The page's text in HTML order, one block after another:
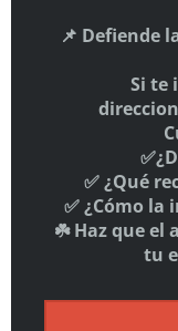
Aquí
SÍGUENOS
El Giro es